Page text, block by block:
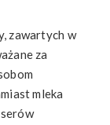
zawartych w
za
mleka